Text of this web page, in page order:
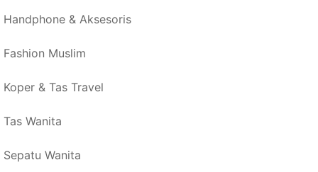
Handphone & Aksesoris
Fashion Muslim
Koper & Tas Travel
Tas Wanita
Sepatu Wanita